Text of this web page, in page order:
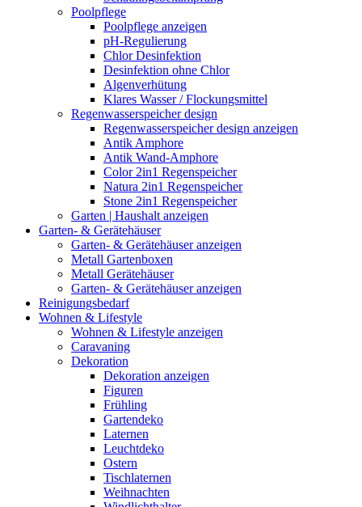
Poolpflege
Poolpflege anzeigen
pH-Regulierung
Chlor Desinfektion
Desinfektion ohne Chlor
Algenverhütung
Klares Wasser / Flockungsmittel
Regenwasserspeicher design
Regenwasserspeicher design anzeigen
Antik Amphore
Antik Wand-Amphore
Color 2in1 Regenspeicher
Natura 2in1 Regenspeicher
Stone 2in1 Regenspeicher
Garten | Haushalt anzeigen
Garten- & Gerätehäuser
Garten- & Gerätehäuser anzeigen
Metall Gartenboxen
Metall Gerätehäuser
Garten- & Gerätehäuser anzeigen
Reinigungsbedarf
Wohnen & Lifestyle
Wohnen & Lifestyle anzeigen
Caravaning
Dekoration
Dekoration anzeigen
Figuren
Frühling
Gartendeko
Laternen
Leuchtdeko
Ostern
Tischlaternen
Weihnachten